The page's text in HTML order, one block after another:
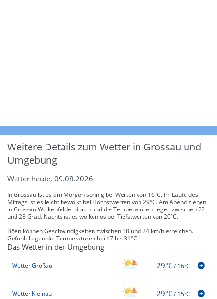
Weitere Details zum Wetter in Grossau und
Umgebung
Wetter heute, 09.08.2026
In Grossau ist es am Morgen sonnig bei Werten von 16°C. Im Laufe des
Mittags ist es leicht bewölkt bei Höchstwerten von 29°C. Am Abend ziehen
in Grossau Wolkenfelder durch und die Temperaturen liegen zwischen 22
und 28 Grad. Nachts ist es wolkenlos bei Tiefstwerten von 20°C.
Böen können Geschwindigkeiten zwischen 18 und 24 km/h erreichen.
Gefühlt liegen die Temperaturen bei 17 bis 31°C.
Das Wetter in der Umgebung
Wetter Großau 29°C/16°C
Wetter Kleinau 29°C/15°C